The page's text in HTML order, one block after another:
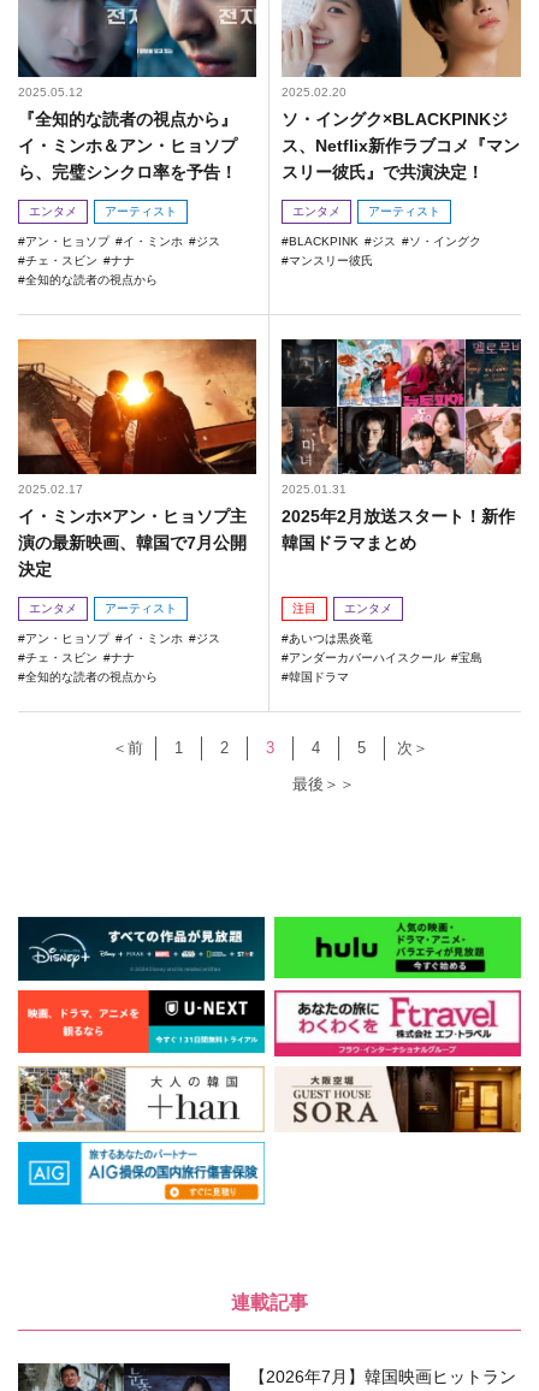
2025.05.12
『全知的な読者の視点から』
イ・ミンホ＆アン・ヒョソプ
ら、完璧シンクロ率を予告！
エンタメ アーティスト
アン・ヒョソプ イ・ミンホ
ジス
チェ・スビン
ナナ
全知的な読者の視点から
2025.02.20
ソ・イングク×BLACKPINKジ
ス、Netflix新作ラブコメ『マン
スリー彼氏』で共演決定！
エンタメ アーティスト
BLACKPINK ジス
ソ・イングク
マンスリー彼氏
2025.02.17
イ・ミンホ×アン・ヒョソプ主
演の最新映画、韓国で7月公開
決定
エンタメ アーティスト
アン・ヒョソプ イ・ミンホ
ジス
チェ・スビン
ナナ
全知的な読者の視点から
2025.01.31
2025年2月放送スタート！新作
韓国ドラマまとめ
注目 エンタメ
あいつは黒炎竜
アンダーカバーハイスクール
宝島
韓国ドラマ
＜前 1 2 3 4 5
次＞
最後＞＞
連載記事
【2026年7月】韓国映画ヒットラン